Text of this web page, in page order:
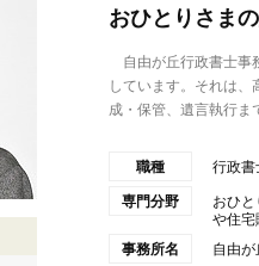
おひとりさま
自由が丘行政書士事
しています。それは
成・保管、遺言執行ま
職種 行政書
専門分野
おひ
や住宅
事務所名
自由